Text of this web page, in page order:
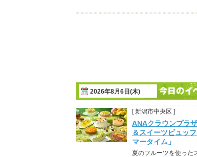
2026年8月6日(木)
[ 新潟市中央区 ]
ANAクラウンプラ
＆スイーツビュッ
マータイム」
夏のフルーツを使った